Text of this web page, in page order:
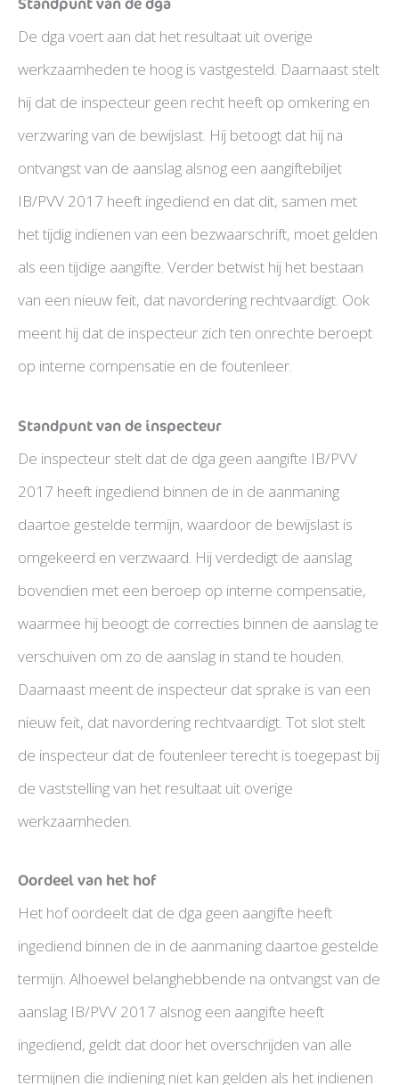
De dga voert aan dat het resultaat uit overige
werkzaamheden te hoog is vastgesteld. Daarnaast stelt
hij dat de inspecteur geen recht heeft op omkering en
verzwaring van de bewijslast. Hij betoogt dat hij na
ontvangst van de aanslag alsnog een aangiftebiljet
IB/PVV 2017 heeft ingediend en dat dit, samen met
het tijdig indienen van een bezwaarschrift, moet gelden
als een tijdige aangifte. Verder betwist hij het bestaan
van een nieuw feit, dat navordering rechtvaardigt. Ook
meent hij dat de inspecteur zich ten onrechte beroept
op interne compensatie en de foutenleer.
Standpunt van de inspecteur
De inspecteur stelt dat de dga geen aangifte IB/PVV
2017 heeft ingediend binnen de in de aanmaning
daartoe gestelde termijn, waardoor de bewijslast is
omgekeerd en verzwaard. Hij verdedigt de aanslag
bovendien met een beroep op interne compensatie,
waarmee hij beoogt de correcties binnen de aanslag te
verschuiven om zo de aanslag in stand te houden.
Daarnaast meent de inspecteur dat sprake is van een
nieuw feit, dat navordering rechtvaardigt. Tot slot stelt
de inspecteur dat de foutenleer terecht is toegepast bij
de vaststelling van het resultaat uit overige
werkzaamheden.
Oordeel van het hof
Het hof oordeelt dat de dga geen aangifte heeft
ingediend binnen de in de aanmaning daartoe gestelde
termijn. Alhoewel belanghebbende na ontvangst van de
aanslag IB/PVV 2017 alsnog een aangifte heeft
ingediend, geldt dat door het overschrijden van alle
termijnen die indiening niet kan gelden als het indienen